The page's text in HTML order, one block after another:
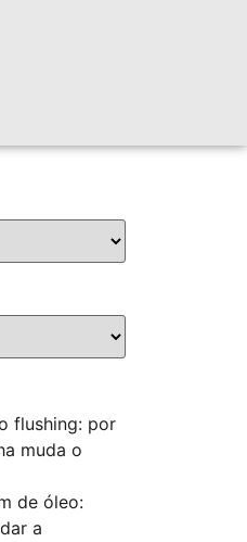
flushing: por
muda o
de óleo:
a